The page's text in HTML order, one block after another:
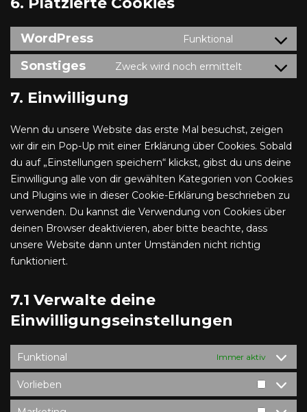
WordPress Funktional
Sonstiges Zweck wird noch ermittelt
7. Einwilligung
Wenn du unsere Website das erste Mal besuchst, zeigen
wir dir ein Pop-Up mit einer Erklärung über Cookies. Sobald
du auf „Einstellungen speichern“ klickst, gibst du uns deine
Einwilligung alle von dir gewählten Kategorien von Cookies
und Plugins wie in dieser Cookie-Erklärung beschrieben zu
verwenden. Du kannst die Verwendung von Cookies über
deinen Browser deaktivieren, aber bitte beachte, dass
unsere Website dann unter Umständen nicht richtig
funktioniert.
7.1 Verwalte deine
Einwilligungseinstellungen
Funktional Immer aktiv
Vorlieben